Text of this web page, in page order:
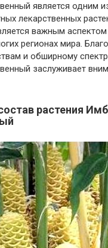
является одним
лекарственных
важным аспектом
регионах мира.
и обширному
заслуживает
растения